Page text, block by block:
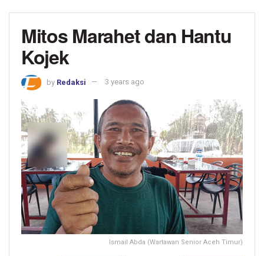
Mitos Marahet dan Hantu
Kojek
by Redaksi 3 years ago
Ismail Abda (Wartawan Senior Aceh Timur)